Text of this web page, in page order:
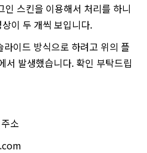
스킨을 이용해서 처리를 하니
이 두 개씩 보입니다.
이드 방식으로 하려고 위의 플
서 발생했습니다. 확인 부탁드립
소